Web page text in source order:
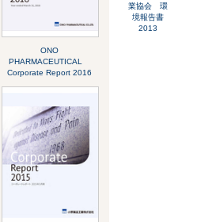
ONO
PHARMACEUTICAL
Corporate Report 2016
業協会 環
境報告書
2013